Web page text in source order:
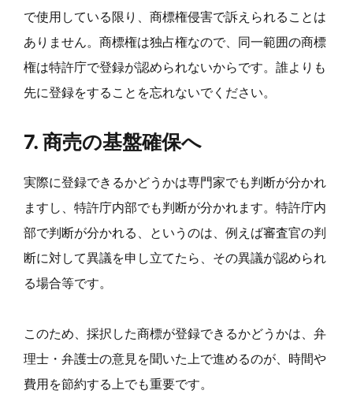
で使用している限り、商標権侵害で訴えられることは
ありません。商標権は独占権なので、同一範囲の商標
権は特許庁で登録が認められないからです。誰よりも
先に登録をすることを忘れないでください。
7. 商売の基盤確保へ
実際に登録できるかどうかは専門家でも判断が分かれ
ますし、特許庁内部でも判断が分かれます。特許庁内
部で判断が分かれる、というのは、例えば審査官の判
断に対して異議を申し立てたら、その異議が認められ
る場合等です。
このため、採択した商標が登録できるかどうかは、弁
理士・弁護士の意見を聞いた上で進めるのが、時間や
費用を節約する上でも重要です。